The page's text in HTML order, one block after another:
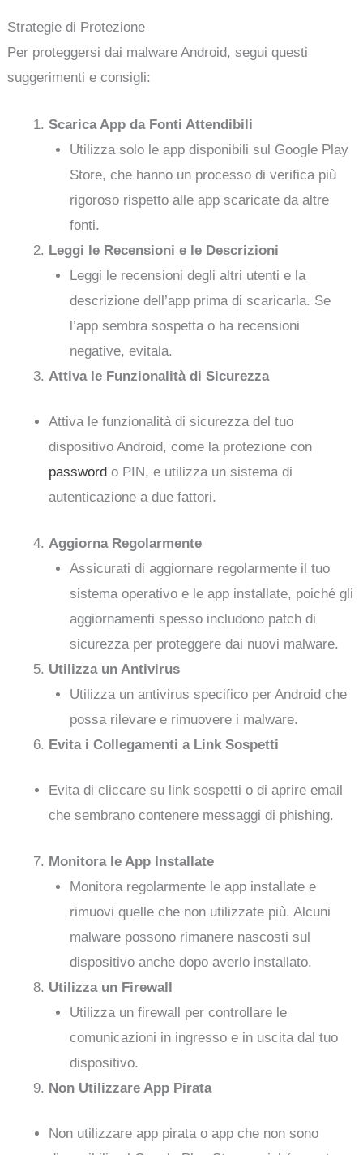
Strategie di Protezione
Per proteggersi dai malware Android, segui questi
suggerimenti e consigli:
Scarica App da Fonti Attendibili
Utilizza solo le app disponibili sul Google Play
Store, che hanno un processo di verifica più
rigoroso rispetto alle app scaricate da altre
fonti.
Leggi le Recensioni e le Descrizioni
Leggi le recensioni degli altri utenti e la
descrizione dell’app prima di scaricarla. Se
l’app sembra sospetta o ha recensioni
negative, evitala.
Attiva le Funzionalità di Sicurezza
Attiva le funzionalità di sicurezza del tuo
dispositivo Android, come la protezione con
password o PIN, e utilizza un sistema di
autenticazione a due fattori.
Aggiorna Regolarmente
Assicurati di aggiornare regolarmente il tuo
sistema operativo e le app installate, poiché gli
aggiornamenti spesso includono patch di
sicurezza per proteggere dai nuovi malware.
Utilizza un Antivirus
Utilizza un antivirus specifico per Android che
possa rilevare e rimuovere i malware.
Evita i Collegamenti a Link Sospetti
Evita di cliccare su link sospetti o di aprire email
che sembrano contenere messaggi di phishing.
Monitora le App Installate
Monitora regolarmente le app installate e
rimuovi quelle che non utilizzate più. Alcuni
malware possono rimanere nascosti sul
dispositivo anche dopo averlo installato.
Utilizza un Firewall
Utilizza un firewall per controllare le
comunicazioni in ingresso e in uscita dal tuo
dispositivo.
Non Utilizzare App Pirata
Non utilizzare app pirata o app che non sono